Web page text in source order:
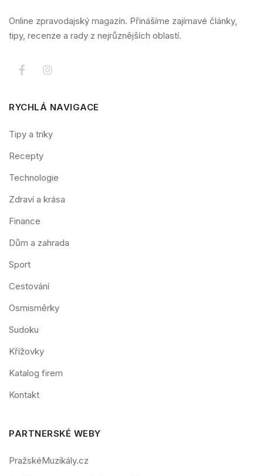
Online zpravodajský magazín. Přinášíme zajímavé články,
tipy, recenze a rady z nejrůznějších oblastí.
RYCHLÁ NAVIGACE
Tipy a triky
Recepty
Technologie
Zdraví a krása
Finance
Dům a zahrada
Sport
Cestování
Osmisměrky
Sudoku
Křížovky
Katalog firem
Kontakt
PARTNERSKÉ WEBY
PražskéMuzikály.cz